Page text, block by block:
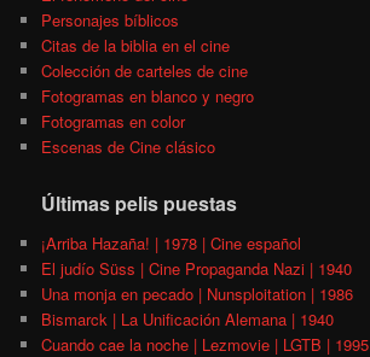
Personajes bíblicos
Citas de la biblia en el cine
Colección de carteles de cine
Fotogramas en blanco y negro
Fotogramas en color
Escenas de Cine clásico
Últimas pelis puestas
¡Arriba Hazaña! | 1978 | Cine español
El judío Süss | Cine Propaganda Nazi | 1940
Una monja en pecado | Nunsploitation | 1986
Bismarck | La Unificación Alemana | 1940
Cuando cae la noche | Lezmovie | LGTB | 1995